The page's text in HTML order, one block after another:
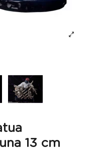
13 cm